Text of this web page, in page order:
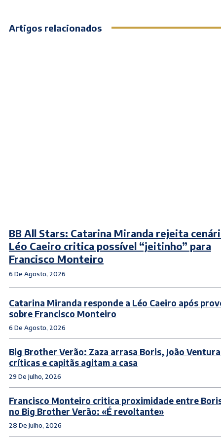
Artigos relacionados
BB All Stars: Catarina Miranda rejeita
Léo Caeiro critica possível “jeitinho” para
Francisco Monteiro
6 De Agosto, 2026
Catarina Miranda responde a Léo Caeiro após
sobre Francisco Monteiro
6 De Agosto, 2026
Big Brother Verão: Zaza arrasa Boris, João
críticas e capitãs agitam a casa
29 De Julho, 2026
Francisco Monteiro critica proximidade entre
no Big Brother Verão: «É revoltante»
28 De Julho, 2026